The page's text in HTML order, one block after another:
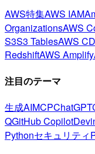
AWS特集AWS IAM
OrganizationsAWS
S3S3 TablesAWS
RedshiftAWS Amplify
注目のテーマ
生成AIMCPChatGPT
QGitHub Copilot
Pythonセキュリティ